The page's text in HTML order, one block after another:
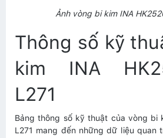
Ảnh vòng bi kim INA
Thông số kỹ
kim INA
L271
Bảng thông số kỹ thuật của vòng bi
L271 mang đến những dữ liệu quan